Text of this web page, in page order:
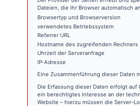
Dateien, die Ihr Browser automatisch
Browsertyp und Browserversion
verwendetes Betriebssystem
Referrer URL
Hostname des zugreifenden Rechners
Uhrzeit der Serveranfrage
IP-Adresse
Eine Zusammenführung dieser Daten
Die Erfassung dieser Daten erfolgt auf
ein berechtigtes Interesse an der
Website – hierzu müssen die Server-